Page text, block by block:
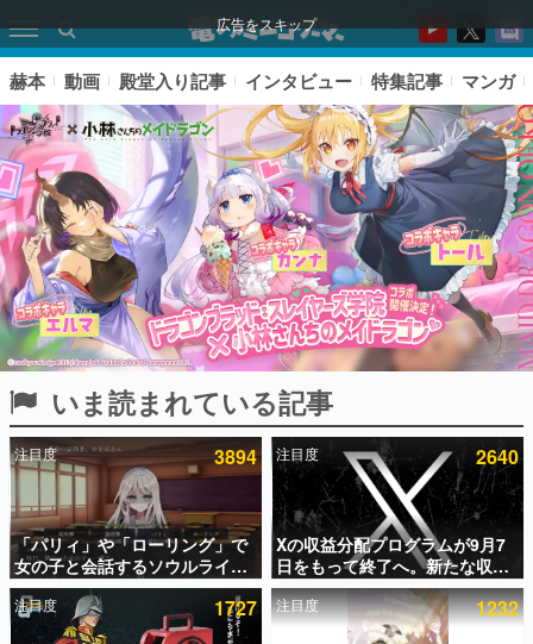
広告をスキップ
ピックアップ
電ファミのいま読まれている記事ランキング
アプリセール情報
インタビュー
連載・特集一覧
赫本 動画 殿堂入り記事 インタビュー 特集記事 マンガ
いま読まれている記事
注目度 3894
「パリィ」や「ローリング」で
女の子と会話するソウルライク
恋愛ゲーム『小早川さんはソウ
ルライク』無料公開。返事に失
敗すると「YOU DIED」
注目度 2640
Xの収益分配プログラムが9月7
日をもって終了へ。新たな収益
化制度「Original Content
Rewards Program」を発表
注目度 1727 注目度 1232